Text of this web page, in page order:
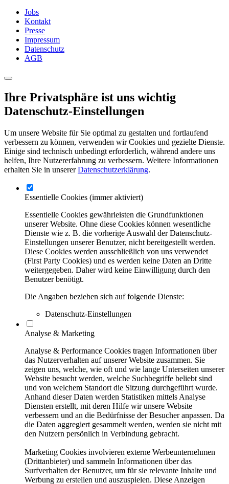
Jobs
Kontakt
Presse
Impressum
Datenschutz
AGB
Ihre Privatsphäre ist uns wichtig
Datenschutz-Einstellungen
Um unsere Website für Sie optimal zu gestalten und fortlaufend
verbessern zu können, verwenden wir Cookies und gezielte Dienste.
Einige sind technisch unbedingt erforderlich, während andere uns
helfen, Ihre Nutzererfahrung zu verbessern. Weitere Informationen
erhalten Sie in unsererDatenschutzerklärung.
Essentielle Cookies (immer aktiviert)
Essentielle Cookies gewährleisten die Grundfunktionen
unserer Website. Ohne diese Cookies können wesentliche
Dienste wie z. B. die vorherige Auswahl der Datenschutz-
Einstellungen unserer Benutzer, nicht bereitgestellt werden.
Diese Cookies werden ausschließlich von uns verwendet
(First Party Cookies) und es werden keine Daten an Dritte
weitergegeben. Daher wird keine Einwilligung durch den
Benutzer benötigt.
Die Angaben beziehen sich auf folgende Dienste:
Datenschutz-Einstellungen
Analyse & Marketing
Analyse & Performance Cookies tragen Informationen über
das Nutzerverhalten auf unserer Website zusammen. Sie
zeigen uns, welche, wie oft und wie lange Unterseiten unserer
Website besucht werden, welche Suchbegriffe beliebt sind
und von welchem Standort die Sitzung durchgeführt wurde.
Anhand dieser Daten werden Statistiken mittels Analyse
Diensten erstellt, mit deren Hilfe wir unsere Website
verbessern und an die Bedürfnisse der Besucher anpassen. Da
die Daten aggregiert gesammelt werden, werden sie nicht mit
den Nutzern persönlich in Verbindung gebracht.
Marketing Cookies involvieren externe Werbeunternehmen
(Drittanbieter) und sammeln Informationen über das
Surfverhalten der Benutzer, um für sie relevante Inhalte und
Werbung zu erstellen und auszuspielen. Diese Anzeigen